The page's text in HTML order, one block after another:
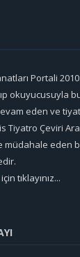
Portali 2010
okuyucusuyla
eden ve
Tiyatro Çeviri
müdahale eden
tıklayınız...